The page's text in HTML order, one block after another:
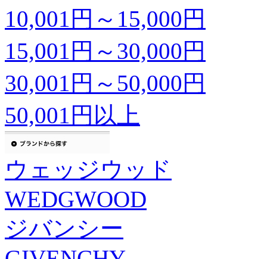
10,001円～15,000円
15,001円～30,000円
30,001円～50,000円
50,001円以上
ウェッジウッド
WEDGWOOD
ジバンシー